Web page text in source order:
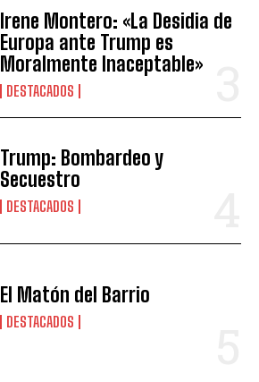
Irene Montero: «La Desidia de
Europa ante Trump es
Moralmente Inaceptable»
DESTACADOS
Trump: Bombardeo y
Secuestro
DESTACADOS
El Matón del Barrio
DESTACADOS